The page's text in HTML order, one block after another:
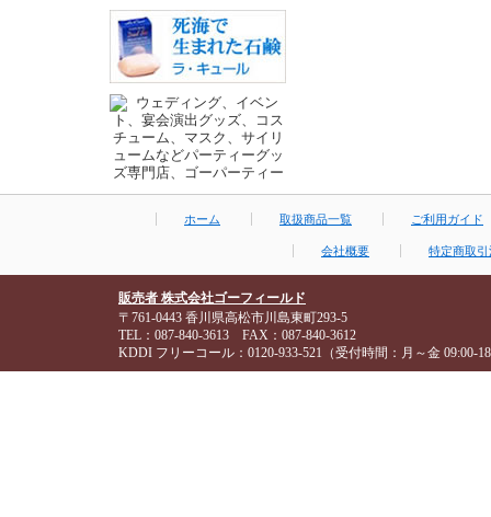
ホーム 取扱商品一覧 ご利用ガイド
会社概要 特定商取
販売者 株式会社ゴーフィールド
〒761-0443 香川県高松市川島東町293-5
TEL：087-840-3613 FAX：087-840-3612
KDDI フリーコール：0120-933-521（受付時間：月～金 09:00-